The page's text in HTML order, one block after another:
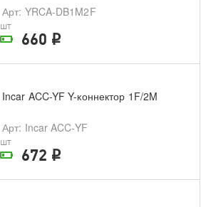
На складе поставщика
Арт: YRCA-DB1M2F
шт
660 i
На складе поставщика
Incar ACC-YF Y-коннектор 1F/2M
Арт: Incar ACC-YF
шт
672 i